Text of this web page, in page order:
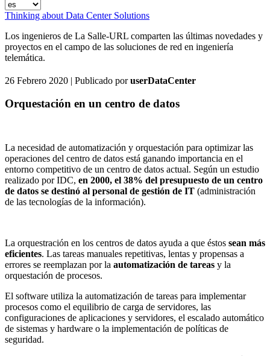
Thinking about Data Center Solutions
Los ingenieros de La Salle-URL comparten las últimas novedades y
proyectos en el campo de las soluciones de red en ingeniería
telemática.
26 Febrero 2020 | Publicado poruserDataCenter
Orquestación en un centro de datos
La necesidad de automatización y orquestación para optimizar las
operaciones del centro de datos está ganando importancia en el
entorno competitivo de un centro de datos actual. Según un estudio
realizado por IDC, en 2000, el 38% del presupuesto de un centro
de datos se destinó al personal de gestión de IT (administración
de las tecnologías de la información).
La orquestración en los centros de datos ayuda a que éstos sean más
eficientes. Las tareas manuales repetitivas, lentas y propensas a
errores se reemplazan por la automatización de tareas y la
orquestación de procesos.
El software utiliza la automatización de tareas para implementar
procesos como el equilibrio de carga de servidores, las
configuraciones de aplicaciones y servidores, el escalado automático
de sistemas y hardware o la implementación de políticas de
seguridad.